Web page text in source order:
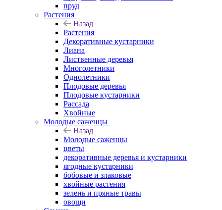
пруд
Растения
Назад
Растения
Декоративные кустарники
Лиана
Лиственные деревья
Многолетники
Однолетники
Плодовые деревья
Плодовые кустарники
Рассада
Хвойные
Молодые саженцы
Назад
Молодые саженцы
цветы
декоративные деревья и кустарники
ягодные кустарники
бобовые и злаковые
хвойные растения
зелень и пряные травы
овощи